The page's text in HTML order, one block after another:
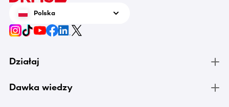
Polska
Działaj
Dawka wiedzy